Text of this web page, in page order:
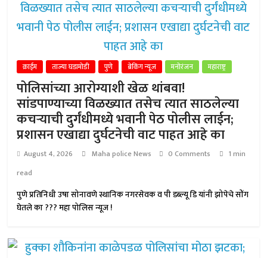
क्राईम ताज्या घडामोडी पुणे ब्रेकिंग न्यूज मनोरंजन महाराष्ट्र
पोलिसांच्या आरोग्याशी खेळ थांबवा!
सांडपाण्याच्या विळख्यात तसेच त्यात साठलेल्या
कचऱ्याची दुर्गंधीमध्ये भवानी पेठ पोलीस लाईन;
प्रशासन एखाद्या दुर्घटनेची वाट पाहत आहे का
August 4, 2026 Maha police News 0 Comments
1 min
read
पुणे प्रतिनिधी उषा सोनावणे स्थानिक नगरसेवक व पी डब्ल्यू डि यांनी झोपेचे सोंग
घेतले का ??? महा पोलिस न्यूज !